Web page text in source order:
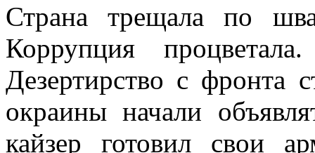
Страна трещала по
Коррупция
Дезертирство с фронта
окраины начали
кайзер готовил свои